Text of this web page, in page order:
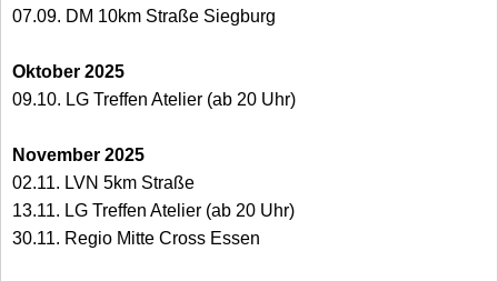
07.09. DM 10km Straße Siegburg
Oktober 2025
09.10. LG Treffen Atelier (ab 20 Uhr)
November 2025
02.11. LVN 5km Straße
13.11. LG Treffen Atelier (ab 20 Uhr)
30.11. Regio Mitte Cross Essen